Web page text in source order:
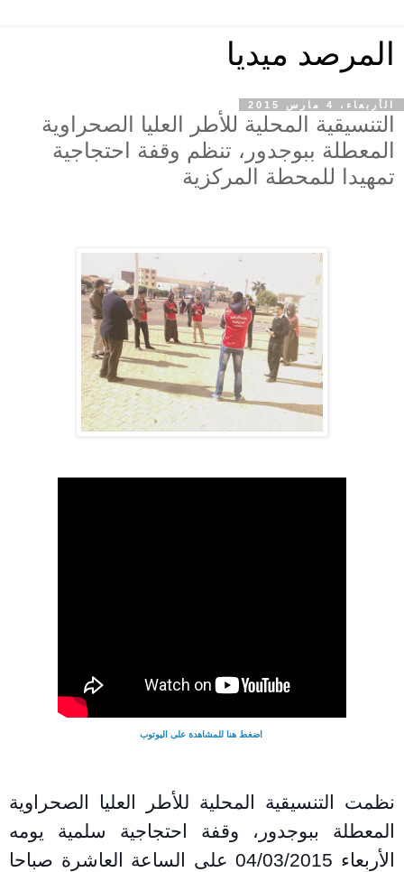
المرصد ميديا
الأربعاء، 4 مارس 2015
التنسيقية المحلية للأطر العليا الصحراوية
المعطلة ببوجدور، تنظم وقفة احتجاجية
تمهيدا للمحطة المركزية
اضغط هنا للمشاهدة على اليوتوب
نظمت التنسيقية المحلية للأطر العليا الصحراوية
المعطلة ببوجدور، وقفة احتجاجية سلمية يومه
الأربعاء 04/03/2015 على الساعة العاشرة صباحا